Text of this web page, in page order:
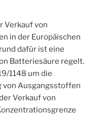
Verkauf von
in der Europäischen
dafür ist eine
Batteriesäure regelt.
1148 um die
von Ausgangsstoffen
Verkauf von